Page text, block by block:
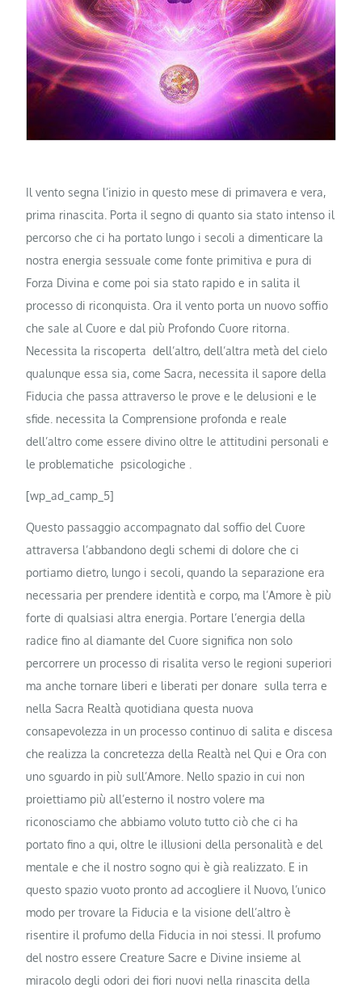
Il vento segna l’inizio in questo mese di primavera e vera,
prima rinascita. Porta il segno di quanto sia stato intenso il
percorso che ci ha portato lungo i secoli a dimenticare la
nostra energia sessuale come fonte primitiva e pura di
Forza Divina e come poi sia stato rapido e in salita il
processo di riconquista. Ora il vento porta un nuovo soffio
che sale al Cuore e dal più Profondo Cuore ritorna.
Necessita la riscoperta dell’altro, dell’altra metà del cielo
qualunque essa sia, come Sacra, necessita il sapore della
Fiducia che passa attraverso le prove e le delusioni e le
sfide. necessita la Comprensione profonda e reale
dell’altro come essere divino oltre le attitudini personali e
le problematiche psicologiche .
[wp_ad_camp_5]
Questo passaggio accompagnato dal soffio del Cuore
attraversa l’abbandono degli schemi di dolore che ci
portiamo dietro, lungo i secoli, quando la separazione era
necessaria per prendere identità e corpo, ma l’Amore è più
forte di qualsiasi altra energia. Portare l’energia della
radice fino al diamante del Cuore significa non solo
percorrere un processo di risalita verso le regioni superiori
ma anche tornare liberi e liberati per donare sulla terra e
nella Sacra Realtà quotidiana questa nuova
consapevolezza in un processo continuo di salita e discesa
che realizza la concretezza della Realtà nel Qui e Ora con
uno sguardo in più sull’Amore. Nello spazio in cui non
proiettiamo più all’esterno il nostro volere ma
riconosciamo che abbiamo voluto tutto ciò che ci ha
portato fino a qui, oltre le illusioni della personalità e del
mentale e che il nostro sogno qui è già realizzato. E in
questo spazio vuoto pronto ad accogliere il Nuovo, l’unico
modo per trovare la Fiducia e la visione dell’altro è
risentire il profumo della Fiducia in noi stessi. Il profumo
del nostro essere Creature Sacre e Divine insieme al
miracolo degli odori dei fiori nuovi nella rinascita della